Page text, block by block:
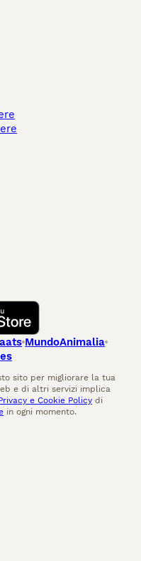
MundoAnimalia
sito per migliorare la tua
e di altri servizi implica
e Cookie Policy di
in ogni momento.